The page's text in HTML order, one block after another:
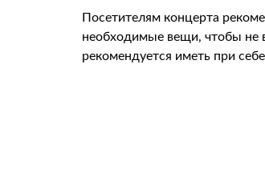
Посетителям концерта
необходимые вещи, чтобы не
рекомендуется иметь при